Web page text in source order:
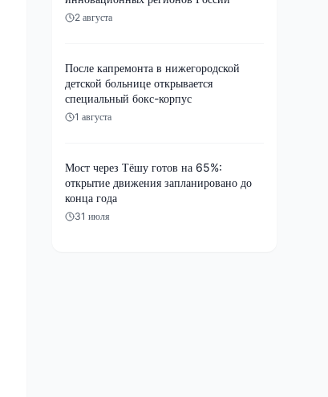
2 августа
После капремонта в нижегородской
детской больнице открывается
специальный бокс-корпус
1 августа
Мост через Тёшу готов на 65%:
открытие движения запланировано до
конца года
31 июля